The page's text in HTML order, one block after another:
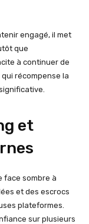
engagé, il met
que
à continuer de
récompense la
et
face sombre à
et des escrocs
plateformes.
sur plusieurs